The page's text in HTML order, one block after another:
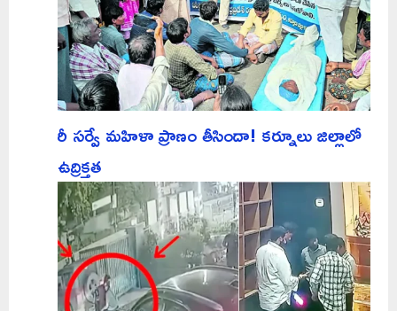
రీ సర్వే మహిళా ప్రాణం తీసిందా! కర్నూలు జిల్లాలో
ఉద్రిక్తత